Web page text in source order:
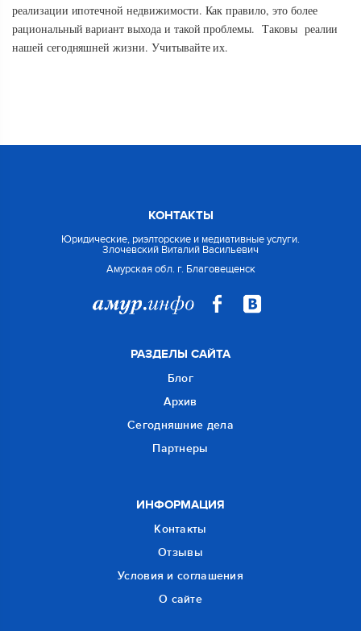
реализации ипотечной недвижимости. Как правило, это более
рациональный вариант выхода и такой проблемы. Таковы реалии
нашей сегодняшней жизни. Учитывайте их.
КОНТАКТЫ
Юридические, риэлторские и медиативные услуги.
Злочевский Виталий Васильевич
Амурская обл. г. Благовещенск
РАЗДЕЛЫ САЙТА
Блог
Архив
Сегодняшние дела
Партнеры
ИНФОРМАЦИЯ
Контакты
Отзывы
Условия и соглашения
О сайте